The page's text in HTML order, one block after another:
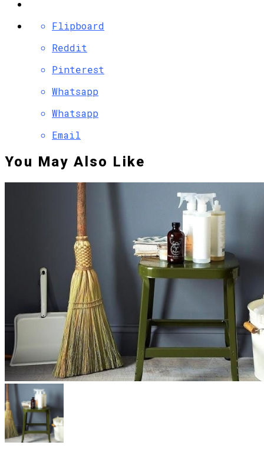
Flipboard
Reddit
Pinterest
Whatsapp
Whatsapp
Email
You May Also Like